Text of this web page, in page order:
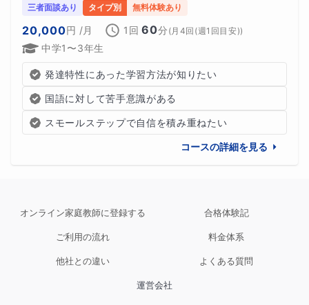
🌼よくあるお悩み・保護者の方へのサポート🌼
発達特性やグレーゾーンのお子さんの保護者の方から、次
のようなご相談をいただくことがあります。
・国語の文章読解が苦手
・問題文の意味が分かっていないように見える
・学校の授業だけでは理解が難しい
・子どもが勉強に自信をなくしている
三者面談あり タイプ別 無料体験あり
20,000円 /月 1回 60分 (月4回(週1回目安))
中学1〜3年生
発達特性にあった学習方法が知りたい
国語に対して苦手意識がある
スモールステップで自信を積み重ねたい
コースの詳細を見る
オンライン家庭教師に登録する 合格体験記
ご利用の流れ 料金体系
他社との違い よくある質問
運営会社